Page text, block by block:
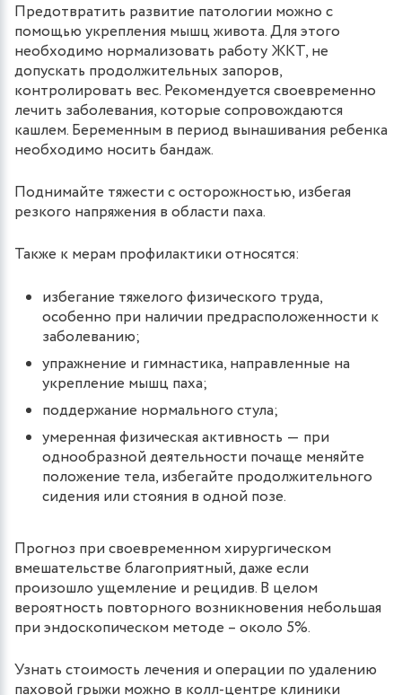
Предотвратить развитие патологии можно с
помощью укрепления мышц живота. Для этого
необходимо нормализовать работу ЖКТ, не
допускать продолжительных запоров,
контролировать вес. Рекомендуется своевременно
лечить заболевания, которые сопровождаются
кашлем. Беременным в период вынашивания ребенка
необходимо носить бандаж.
Поднимайте тяжести с осторожностью, избегая
резкого напряжения в области паха.
Также к мерам профилактики относятся:
избегание тяжелого физического труда,
особенно при наличии предрасположенности к
заболеванию;
упражнение и гимнастика, направленные на
укрепление мышц паха;
поддержание нормального стула;
умеренная физическая активность ― при
однообразной деятельности почаще меняйте
положение тела, избегайте продолжительного
сидения или стояния в одной позе.
Прогноз при своевременном хирургическом
вмешательстве благоприятный, даже если
произошло ущемление и рецидив. В целом
вероятность повторного возникновения небольшая
при эндоскопическом методе – около 5%.
Узнать стоимость лечения и операции по удалению
паховой грыжи можно в колл-центре клиники